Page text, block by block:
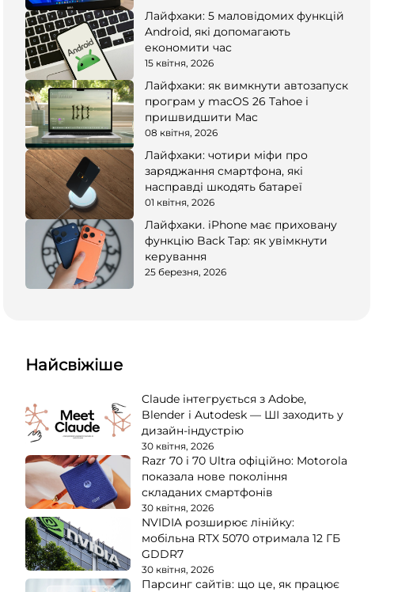
Лайфхаки: 5 маловідомих функцій
Android, які допомагають
економити час
15 квітня, 2026
Лайфхаки: як вимкнути автозапуск
програм у macOS 26 Tahoe і
пришвидшити Mac
08 квітня, 2026
Лайфхаки: чотири міфи про
заряджання смартфона, які
насправді шкодять батареї
01 квітня, 2026
Лайфхаки. iPhone має приховану
функцію Back Tap: як увімкнути
керування
25 березня, 2026
Найсвіжіше
Claude інтегрується з Adobe,
Blender і Autodesk — ШІ заходить у
дизайн-індустрію
30 квітня, 2026
Razr 70 і 70 Ultra офіційно: Motorola
показала нове покоління
складаних смартфонів
30 квітня, 2026
NVIDIA розширює лінійку:
мобільна RTX 5070 отримала 12 ГБ
GDDR7
30 квітня, 2026
Парсинг сайтів: що це, як працює